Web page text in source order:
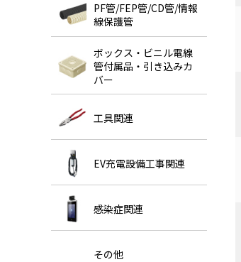
PF管/FEP管/CD管/情報
線保護管
ボックス・ビニル電線
管付属品・引き込みカ
バー
工具関連
EV充電設備工事関連
感染症関連
その他